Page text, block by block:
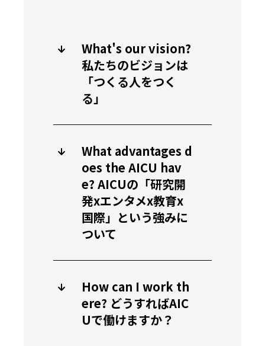
What's our vision?
私たちのビジョンは
「つくる人をつく
る」
What advantages d
oes the AICU hav
e? AICUの「研究開
発xエンタメx教育x
国際」という強みに
ついて
How can I work th
ere? どうすればAIC
Uで働けますか？